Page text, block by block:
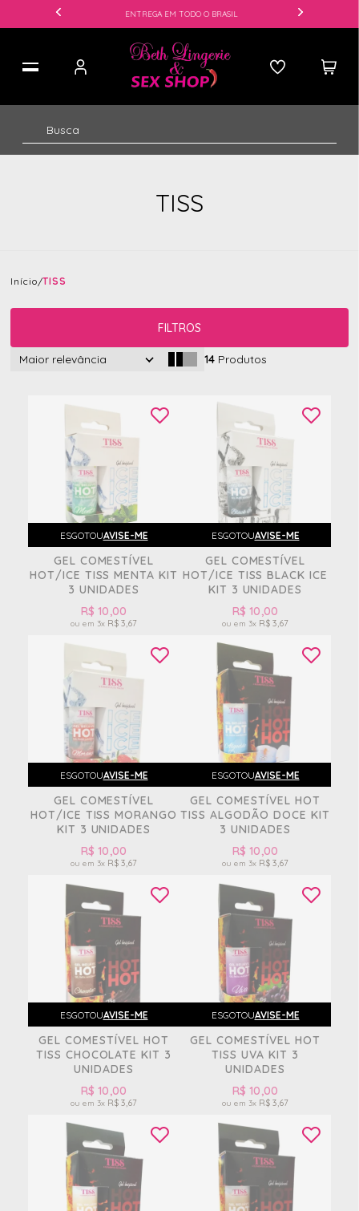
ENTREGA EM TODO O BRASIL
TISS
Início TISS
FILTROS
14 Produtos
Maior relevância
ESGOTOUAVISE-ME
GEL COMESTÍVEL
HOT/ICE TISS MENTA KIT
3 UNIDADES
R$ 10,00
3x R$ 3,67
ESGOTOUAVISE-ME
GEL COMESTÍVEL
HOT/ICE TISS BLACK ICE
KIT 3 UNIDADES
R$ 10,00
3x R$ 3,67
ESGOTOUAVISE-ME
GEL COMESTÍVEL
HOT/ICE TISS MORANGO
KIT 3 UNIDADES
R$ 10,00
3x R$ 3,67
ESGOTOUAVISE-ME
GEL COMESTÍVEL HOT
TISS ALGODÃO DOCE KIT
3 UNIDADES
R$ 10,00
3x R$ 3,67
ESGOTOUAVISE-ME
GEL COMESTÍVEL HOT
TISS CHOCOLATE KIT 3
UNIDADES
R$ 10,00
3x R$ 3,67
ESGOTOUAVISE-ME
GEL COMESTÍVEL HOT
TISS UVA KIT 3
UNIDADES
R$ 10,00
3x R$ 3,67